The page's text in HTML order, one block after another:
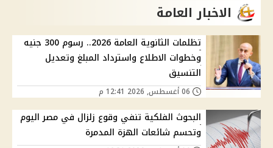
الاخبار العامة
تظلمات الثانوية العامة 2026.. رسوم 300 جنيه
وخطوات الاطلاع واسترداد المبلغ وتعديل
التنسيق
البحوث الفلكية تنفي وقوع زلزال في مصر اليوم
وتحسم شائعات الهزة المدمرة